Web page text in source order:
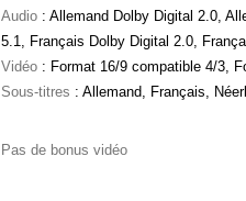
Audio : Allemand Dolby Digital 2.0,
5.1, Français Dolby Digital 2.0,
Vidéo : Format 16/9 compatible 4/3,
Sous-titres : Allemand, Français,
Pas de bonus vidéo